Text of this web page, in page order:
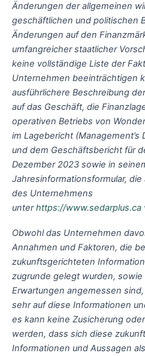
Änderungen der allgemeinen
geschäftlichen und politischen
Änderungen auf den
umfangreicher staatlicher
keine vollständige Liste der
Unternehmen beeinträchtigen
ausführlichere Beschreibung
auf das Geschäft, die
operativen Betriebs von
im Lagebericht (Management’s
und dem Geschäftsbericht für
Dezember 2023 sowie in
Jahresinformationsformular, die
des Unternehmens
unterhttps://www.sedarplus.ca
Obwohl das Unternehmen
Annahmen und Faktoren, die
zukunftsgerichteten
zugrunde gelegt wurden,
Erwartungen angemessen
sehr auf diese Informationen
es kann keine Zusicherung
werden, dass sich diese
Informationen und Aussagen